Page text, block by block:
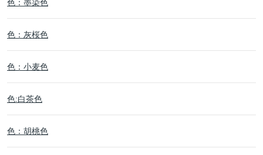
色：墨染色
色：灰桜色
色：小麦色
色:白茶色
色：胡桃色